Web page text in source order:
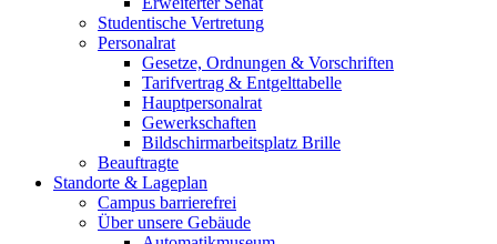
Studentische Vertretung
Personalrat
Gesetze, Ordnungen & Vorschriften
Tarifvertrag & Entgelttabelle
Hauptpersonalrat
Gewerkschaften
Bildschirmarbeitsplatz Brille
Beauftragte
Standorte & Lageplan
Campus barrierefrei
Über unsere Gebäude